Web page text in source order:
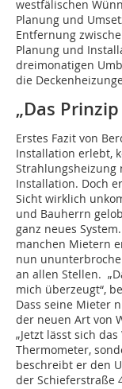
westfälischen
Planung und
Entfernung
Planung und
dreimonatigen
die
„Das
Erstes Fazit von
Installation erlebt,
Strahlungsheizung
Installation. Doch
Sicht wirklich
und Bauherrn
ganz neues
manchen Mietern
nun
an allen Stellen.
mich überzeugt“,
Dass seine Mieter
der neuen Art von
„Jetzt lässt sich
Thermometer,
beschreibt er den
der Schieferstraße